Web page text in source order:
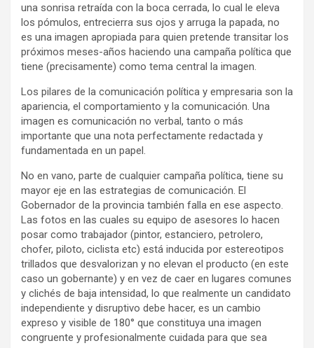
una sonrisa retraída con la boca cerrada, lo cual le eleva
los pómulos, entrecierra sus ojos y arruga la papada, no
es una imagen apropiada para quien pretende transitar los
próximos meses-años haciendo una campaña política que
tiene (precisamente) como tema central la imagen.
Los pilares de la comunicación política y empresaria son la
apariencia, el comportamiento y la comunicación. Una
imagen es comunicación no verbal, tanto o más
importante que una nota perfectamente redactada y
fundamentada en un papel.
No en vano, parte de cualquier campaña política, tiene su
mayor eje en las estrategias de comunicación. El
Gobernador de la provincia también falla en ese aspecto.
Las fotos en las cuales su equipo de asesores lo hacen
posar como trabajador (pintor, estanciero, petrolero,
chofer, piloto, ciclista etc) está inducida por estereotipos
trillados que desvalorizan y no elevan el producto (en este
caso un gobernante) y en vez de caer en lugares comunes
y clichés de baja intensidad, lo que realmente un candidato
independiente y disruptivo debe hacer, es un cambio
expreso y visible de 180° que constituya una imagen
congruente y profesionalmente cuidada para que sea